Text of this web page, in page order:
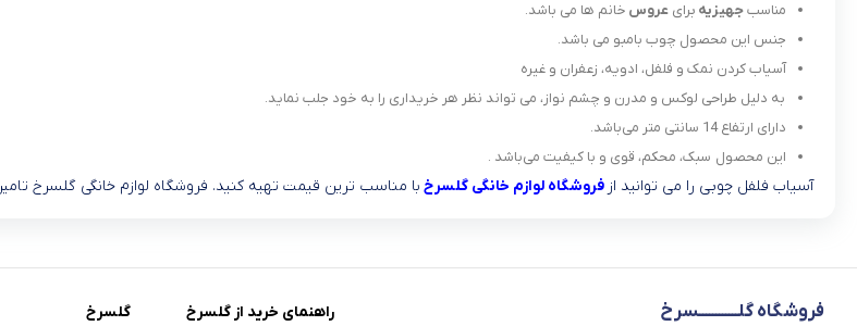
مناسبجهیزیه برای عروس خانم ها می باشد.
جنس این محصول چوب بامبو می باشد.
آسیاب کردن نمک و فلفل، ادویه، زعفران و غیره
به دلیل طراحی لوکس و مدرن و چشم نواز، می تواند نظر هر خریداری را به خود جلب نماید.
دارای ارتفاع 14 سانتی متر می‌باشد.
این محصول سبک، محکم، قوی و با کیفیت می‌باشد .
آسیاب فلفل چوبی را می توانید از فروشگاه لوازم خانگی گلسرخ با مناسب ترین قیمت تهیه کنید. فروشگاه لوازم خانگی گلسرخ
فروشگاه گلــــــــــــسرخ راهنمای خرید از گلسرخ گلسرخ